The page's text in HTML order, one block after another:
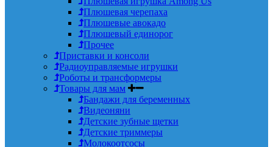
Плюшевая черепаха
Плюшевые авокадо
Плюшевый единорог
Прочее
Приставки и консоли
Радиоуправляемые игрушки
Роботы и трансформеры
Товары для мам
Бандажи для беременных
Видеоняни
Детские зубные щетки
Детские триммеры
Молокоотсосы